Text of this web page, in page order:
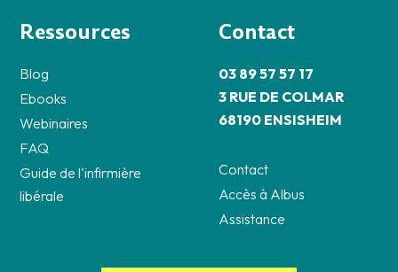
Ressources
Blog
Ebooks
Webinaires
FAQ
Guide de l'infirmière
libérale
Contact
03 89 57 57 17
3 RUE DE COLMAR
68190 ENSISHEIM
Contact
Accès à Albus
Assistance